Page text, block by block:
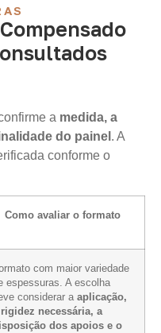
a medida, a
do painel . A
conforme o
Como avaliar o formato
com maior variedade
espessuras. A escolha
considerar a aplicação,
necessária, a
dos apoios e o